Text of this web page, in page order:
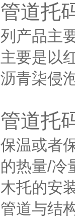
管道托
列产品主
主要是以
沥青柒侵
管道托
保温或者
的热量/冷
木托的安
管道与结